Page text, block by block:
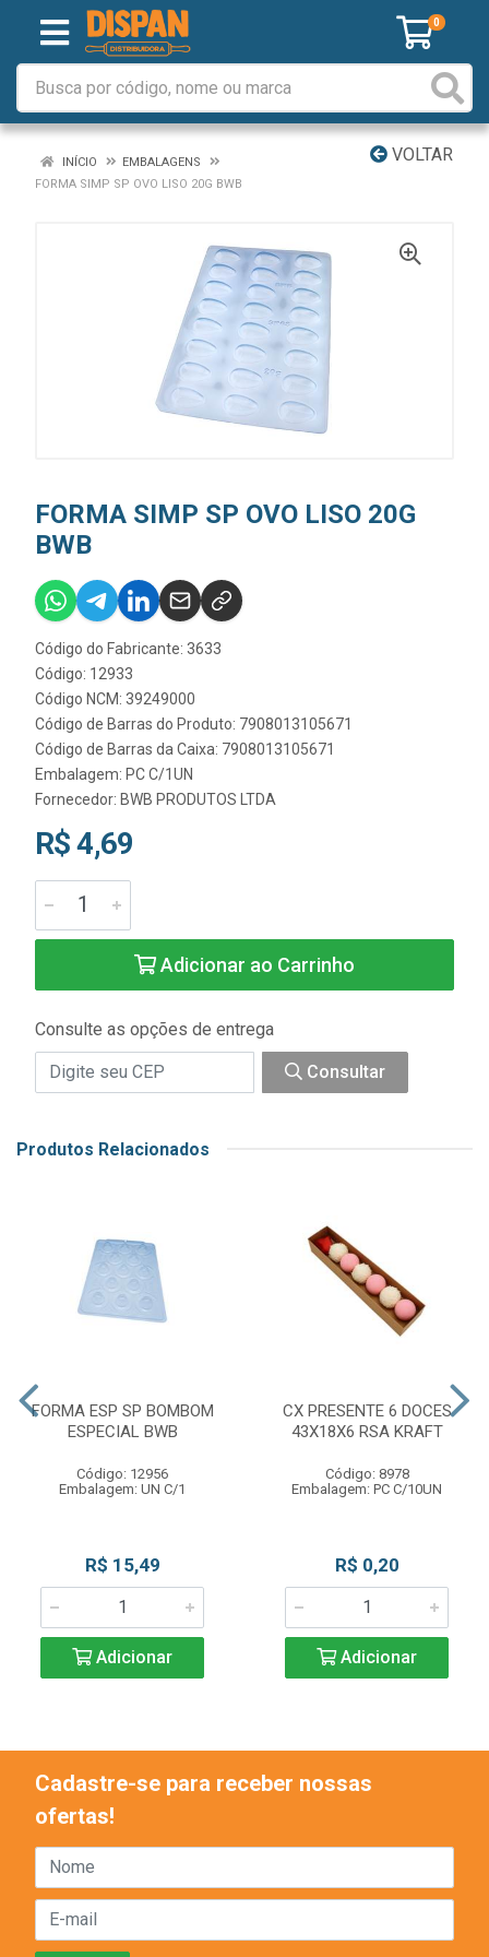
0
VOLTAR
INÍCIO
EMBALAGENS
FORMA SIMP SP OVO LISO 20G BWB
FORMA SIMP SP OVO LISO 20G
BWB
Código do Fabricante: 3633
Código: 12933
Código NCM: 39249000
Código de Barras do Produto: 7908013105671
Código de Barras da Caixa: 7908013105671
Embalagem: PC C/1UN
Fornecedor: BWB PRODUTOS LTDA
R$ 4,69
Adicionar ao Carrinho
Consulte as opções de entrega
Consultar
Produtos Relacionados
FORMA ESP SP BOMBOM
ESPECIAL BWB
Código: 12956
Embalagem: UN C/1
R$ 15,49
Adicionar
CX PRESENTE 6 DOCES
43X18X6 RSA KRAFT
Código: 8978
Embalagem: PC C/10UN
R$ 0,20
Adicionar
Cadastre-se para receber nossas
ofertas!